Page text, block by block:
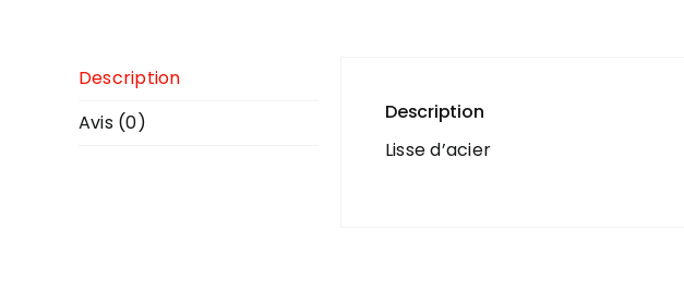
Description
Avis (0)
Description
Lisse d’acier